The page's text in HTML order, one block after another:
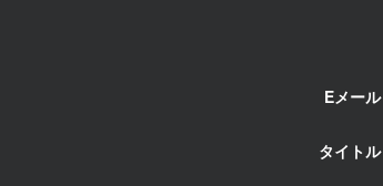
Eメール
タイトル